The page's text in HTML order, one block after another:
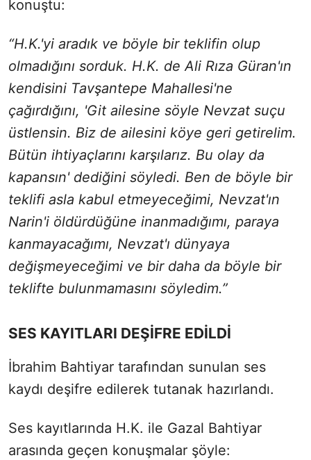
konuştu:
“H.K.'yi aradık ve böyle bir teklifin olup
olmadığını sorduk. H.K. de Ali Rıza Güran'ın
kendisini Tavşantepe Mahallesi'ne
çağırdığını, 'Git ailesine söyle Nevzat suçu
üstlensin. Biz de ailesini köye geri getirelim.
Bütün ihtiyaçlarını karşılarız. Bu olay da
kapansın' dediğini söyledi. Ben de böyle bir
teklifi asla kabul etmeyeceğimi, Nevzat'ın
Narin'i öldürdüğüne inanmadığımı, paraya
kanmayacağımı, Nevzat'ı dünyaya
değişmeyeceğimi ve bir daha da böyle bir
teklifte bulunmamasını söyledim.”
SES KAYITLARI DEŞİFRE EDİLDİ
İbrahim Bahtiyar tarafından sunulan ses
kaydı deşifre edilerek tutanak hazırlandı.
Ses kayıtlarında H.K. ile Gazal Bahtiyar
arasında geçen konuşmalar şöyle: